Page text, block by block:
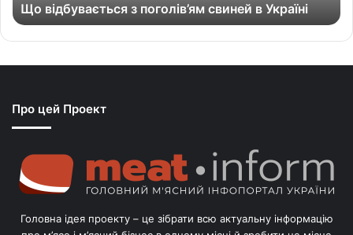
т
ь
п
о
Що відбувається з поголів’ям свиней в Україні
Про цей Проект
Головна ідея проекту – це зібрати всю актуальну інформацію